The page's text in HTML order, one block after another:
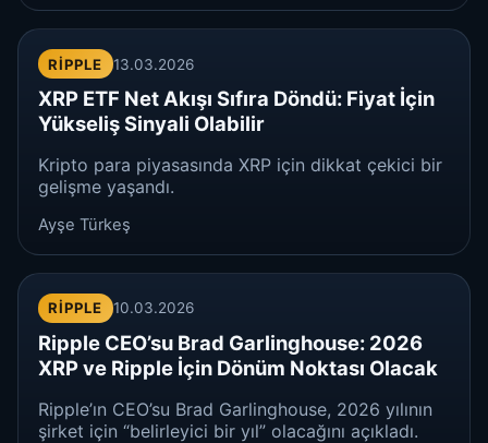
RIPPLE 13.03.2026
XRP ETF Net Akışı Sıfıra Döndü: Fiyat İçin
Yükseliş Sinyali Olabilir
Kripto para piyasasında XRP için dikkat çekici bir
gelişme yaşandı.
Ayşe Türkeş
RIPPLE 10.03.2026
Ripple CEO’su Brad Garlinghouse: 2026
XRP ve Ripple İçin Dönüm Noktası Olacak
Ripple’ın CEO’su Brad Garlinghouse, 2026 yılının
şirket için “belirleyici bir yıl” olacağını açıkladı.